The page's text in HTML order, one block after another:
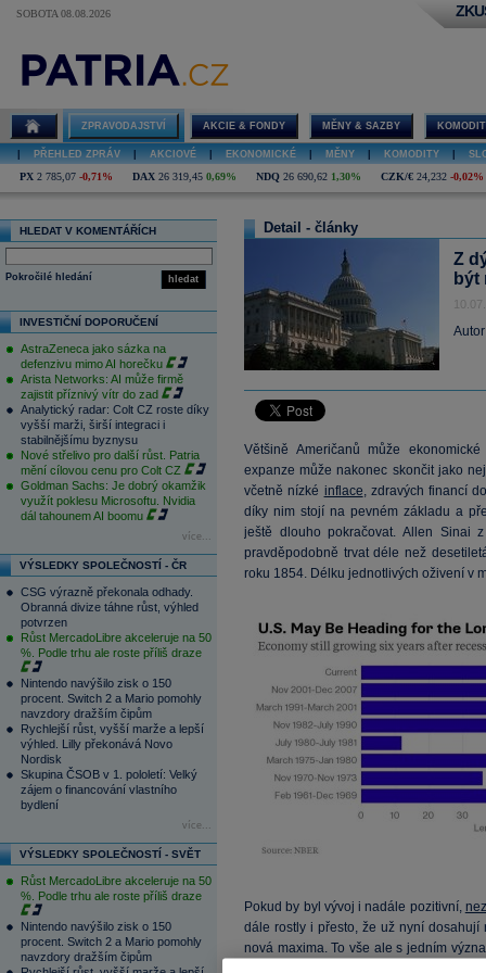
SOBOTA 08.08.2026
ZPRAVODAJSTVÍ AKCIE & FONDY MĚNY & SAZBY
PŘEHLED ZPRÁV AKCIOVÉ EKONOMICKÉ MĚNY KOMODITY
PX 2 785,07 -0,71% DAX 26 319,45 0,69% NDQ 26 690,62 1,30% CZK/€ 24,232 -0,02%
HLEDAT V KOMENTÁŘÍCH
hledat
Pokročilé hledání
INVESTIČNÍ DOPORUČENÍ
AstraZeneca jako sázka na
defenzivu mimo AI horečku
Arista Networks: AI může firmě
zajistit příznivý vítr do zad
Analytický radar: Colt CZ roste díky
vyšší marži, širší integraci i
stabilnějšímu byznysu
Nové střelivo pro další růst. Patria
mění cílovou cenu pro Colt CZ
Goldman Sachs: Je dobrý okamžik
využít poklesu Microsoftu. Nvidia
dál tahounem AI boomu
více...
VÝSLEDKY SPOLEČNOSTÍ - ČR
CSG výrazně překonala odhady.
Obranná divize táhne růst, výhled
potvrzen
Růst MercadoLibre akceleruje na 50
%. Podle trhu ale roste příliš draze
Nintendo navýšilo zisk o 150
procent. Switch 2 a Mario pomohly
navzdory dražším čipům
Rychlejší růst, vyšší marže a lepší
výhled. Lilly překonává Novo
Nordisk
Skupina ČSOB v 1. pololetí: Velký
zájem o financování vlastního
bydlení
více...
VÝSLEDKY SPOLEČNOSTÍ - SVĚT
Růst MercadoLibre akceleruje na 50
%. Podle trhu ale roste příliš draze
Nintendo navýšilo zisk o 150
procent. Switch 2 a Mario pomohly
navzdory dražším čipům
Detail - články
Z
být
Většině Američanů může
expanze může nakonec skončit jako
včetně nízké inflace, zdravých financí
díky nim stojí na pevném základu a
ještě dlouho pokračovat. Allen Sinai
pravděpodobně trvat déle než
roku 1854. Délku jednotlivých oživení v
Pokud by byl vývoj i nadále pozitivní,
dále rostly i přesto, že už nyní dosahují
nová maxima. To vše ale s jedním